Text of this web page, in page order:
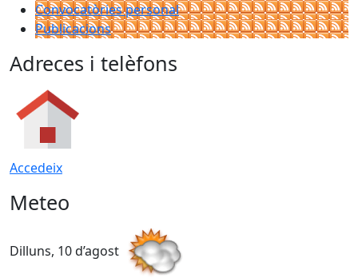
Convocatòries personal
Publicacions
Adreces i telèfons
Accedeix
Meteo
Dilluns, 10 d’agost